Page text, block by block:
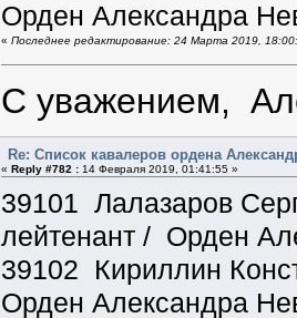
Орден Александра
« Последнее редактирование: 24 Марта 2019,
С уважением,
Re: Список кавалеров ордена
« Reply #782 :14 Февраля 2019, 01:41:55 »
39101 Лалазаров
лейтенант / Орден
39102 Кириллин
Орден Александра